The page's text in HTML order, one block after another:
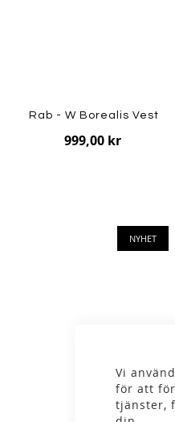
Vi
för att
tjänster,
Rab - W Borealis Vest
999,00 kr
NYHET